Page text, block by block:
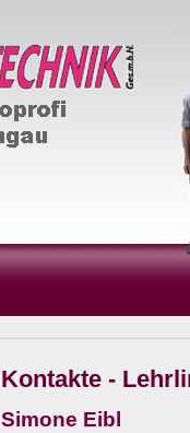
Kontakte -
Simone Eibl